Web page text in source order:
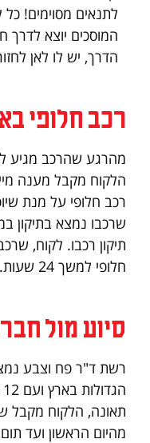
לתנאים מסוימים!
המוסכים יוצא
הדרך, יש לו לאן
רכב חלופי
מהרגע שהרכב מגיע
הלקוח מקבל מענה
רכב חלופי על מנת
שרכבו נמצא בתיקון
תיקון רכבו. לקוח,
חלופי למשך 24 שעות.
סיוע מול
רשת ד"ר פח וצבע
תאונה, הלקוח מקבל
מהיום הראשון ועד